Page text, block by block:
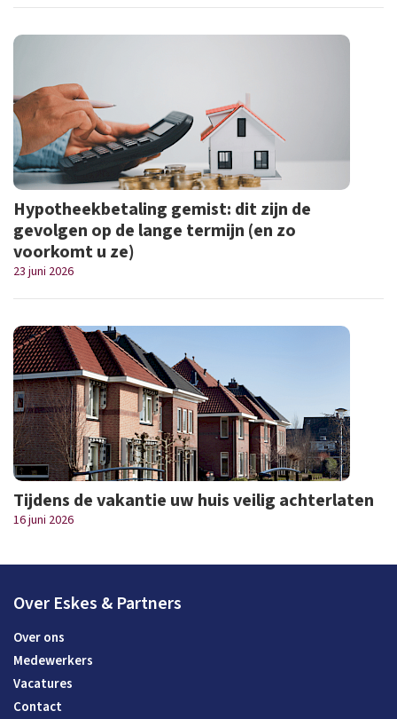
Hypotheekbetaling gemist: dit zijn de
gevolgen op de lange termijn (en zo
voorkomt u ze)
23 juni 2026
Tijdens de vakantie uw huis veilig achterlaten
16 juni 2026
Over Eskes & Partners
Over ons
Medewerkers
Vacatures
Contact